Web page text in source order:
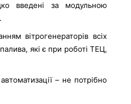
введені за модульною
вітрогенераторів всіх
які є при роботі ТЕЦ,
– не потрібно